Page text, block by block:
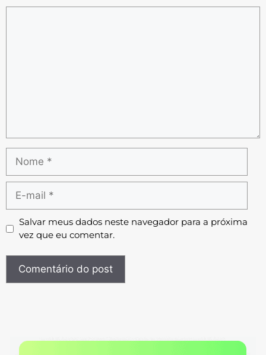
Salvar meus dados neste navegador para a próxima
vez que eu comentar.